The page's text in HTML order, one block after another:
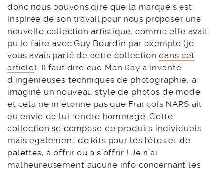
donc nous pouvons dire que la marque s’est
inspirée de son travail pour nous proposer une
nouvelle collection artistique, comme elle avait
pu le faire avec Guy Bourdin par exemple (je
vous avais parlé de cette collectiondans cet
article). Il faut dire que Man Ray a inventé
d’ingénieuses techniques de photographie, a
imaginé un nouveau style de photos de mode
et cela ne m’étonne pas que François NARS ait
eu envie de lui rendre hommage. Cette
collection se compose de produits individuels
mais également de kits pour les fêtes et de
palettes, à offrir ou à s’offrir ! Je n’ai
malheureusement aucune info concernant les